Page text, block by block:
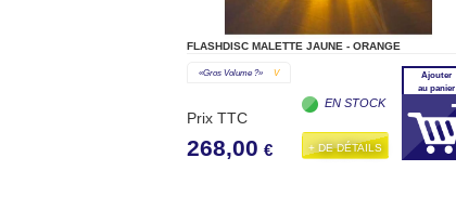
FLASHDISC MALETTE JAUNE - ORANGE
«gros Volume ?» V
Prix TTC
268,00 €
EN STOCK
+ DE DÉTAILS
Ajouter
au panier